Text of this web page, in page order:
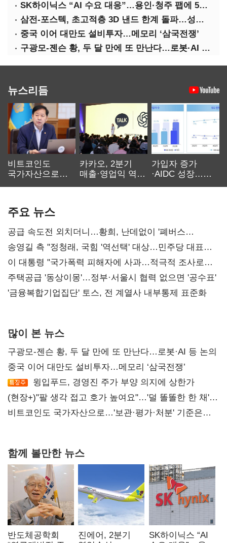
SK하이닉스 “AI 수요 대응”…용인·청주 팹에 54조 투자
삼전-포스텍, 초고적층 3D 낸드 한계 돌파…성능·전력효율 개선
중국 이어 대만도 설비투자…메모리 ‘삼국전쟁’
구광모-젠슨 황, 두 달 만에 또 만난다…로봇·AI 등 논의
뉴스리듬
비트코인도
국가자산으로…'
카카오, 2분기
매출·영업익 역대
가입자 증가
·AIDC 성장…
주요 뉴스
공급 속도전 외치더니…황희, 난데없이 '폐버스
리모델링' 제안
송영길 측 "정청래, 국힘 '역선택' 대상…민주당 대표로
총선 지휘 못해"
이 대통령 "국가폭력 피해자에 사과…적극적 조사로
진실 밝혀야"
주택공급 '동상이몽'…정부·서울시 협력 없으면 '공수표'
'금융복합기업집단' 토스, 전 계열사 내부통제 표준화
많이 본 뉴스
구광모-젠슨 황, 두 달 만에 또 만난다…로봇·AI 등 논의
중국 이어 대만도 설비투자…메모리 ‘삼국전쟁’
윙입푸드, 경영진 주가 부양 의지에 상한가
(현장+)"팔 생각 접고 호가 높여요"…'덜 똘똘한 한 채'
20억 키맞추기
비트코인도 국가자산으로…'보관·평가·처분' 기준은
함께 볼만한 뉴스
반도체공학회
진에어, 2분기
SK하이닉스 “AI